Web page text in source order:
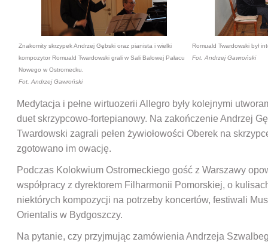
Znakomity skrzypek Andrzej Gębski oraz pianista i wielki
kompozytor Romuald Twardowski grali w Sali Balowej Pałacu
Nowego w Ostromecku.
Fot. Andrzej Gawroński
Romuald Twardowski był
Fot. Andrzej Gawroński
Medytacja i pełne wirtuozerii Allegro były kolejnymi
duet skrzypcowo-fortepianowy. Na zakończenie Andrzej
Twardowski zagrali pełen żywiołowości Oberek na
zgotowano im owację.
Podczas Kolokwium Ostromeckiego gość z Warszawy
współpracy z dyrektorem Filharmonii Pomorskiej, o
niektórych kompozycji na potrzeby koncertów, festiwali
Orientalis w Bydgoszczy.
Na pytanie, czy przyjmując zamówienia Andrzeja